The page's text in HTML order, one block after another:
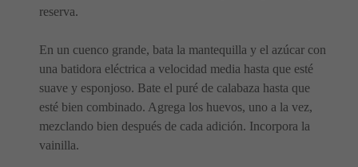
reserva.
En un cuenco grande, bata la mantequilla y el azúcar con
una batidora eléctrica a velocidad media hasta que esté
suave y esponjoso. Bate el puré de calabaza hasta que
esté bien combinado. Agrega los huevos, uno a la vez,
mezclando bien después de cada adición. Incorpora la
vainilla.